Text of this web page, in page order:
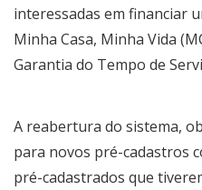
interessadas em financiar
Minha Casa, Minha Vida
Garantia do Tempo de
A reabertura do sistema,
para novos pré-cadastros
pré-cadastrados que